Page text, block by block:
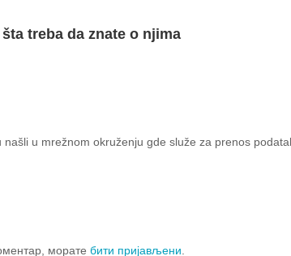
treba da znate o njima
u mrežnom okruženju gde služe za prenos
морате бити пријављени